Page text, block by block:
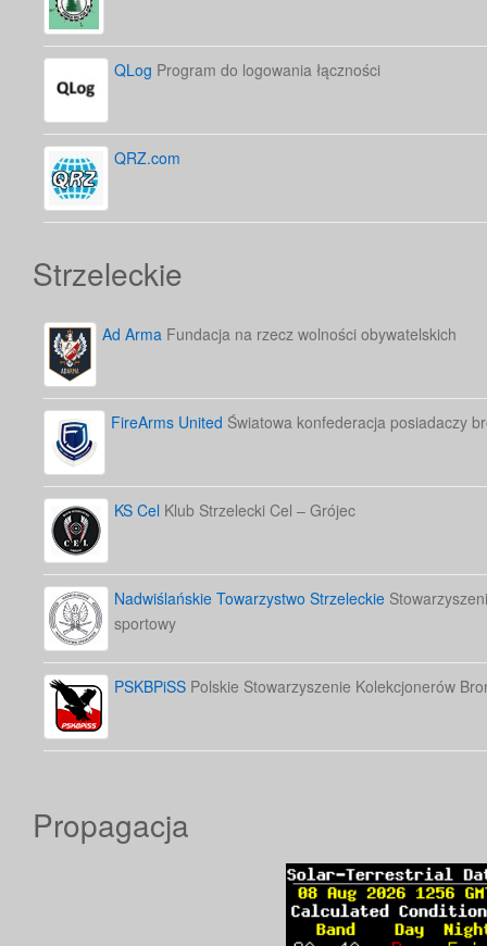
QLog Program do logowania łączności
QRZ.com
Strzeleckie
Ad Arma Fundacja na rzecz wolności obywatelskich
FireArms United Światowa konfederacja posiadaczy
KS Cel Klub Strzelecki Cel – Grójec
Nadwiślańskie Towarzystwo Strzeleckie
sportowy
PSKBPiSS Polskie Stowarzyszenie Kolekcjonerów
Propagacja